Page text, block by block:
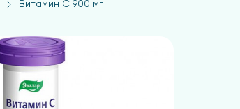
Витамин C 900 мг